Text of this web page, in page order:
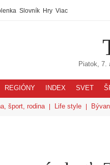
Slovník Hry Viac
Piatok, 7.
REGIÓNY INDEX SVET
šport, rodina Life style